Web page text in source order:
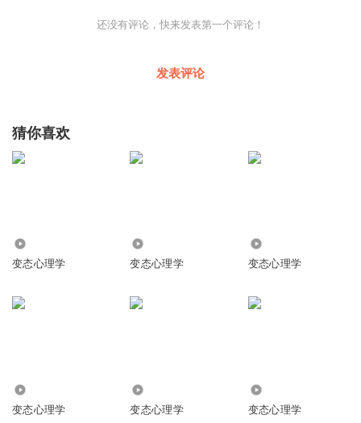
还没有评论，快来发表第一个评论！
发表评论
猜你喜欢
变态心理学 变态心理学 变态心理学
变态心理学 变态心理学 变态心理学